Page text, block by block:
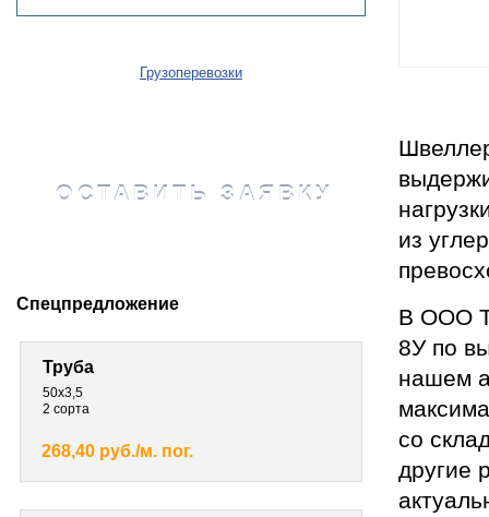
Грузоперевозки
ОСТАВИТЬ ЗАЯВКУ
Спецпредложение
Труба
50х3,5
2 сорта
268,40 руб./м. пог.
из
В ООО
8У по
нашем
со
другие